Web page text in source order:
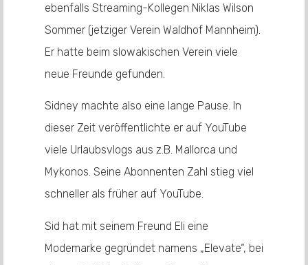
ebenfalls Streaming-Kollegen Niklas Wilson
Sommer (jetziger Verein Waldhof Mannheim).
Er hatte beim slowakischen Verein viele
neue Freunde gefunden.
Sidney machte also eine lange Pause. In
dieser Zeit veröffentlichte er auf YouTube
viele Urlaubsvlogs aus z.B. Mallorca und
Mykonos. Seine Abonnenten Zahl stieg viel
schneller als früher auf YouTube.
Sid hat mit seinem Freund Eli eine
Modemarke gegründet namens „Elevate“, bei